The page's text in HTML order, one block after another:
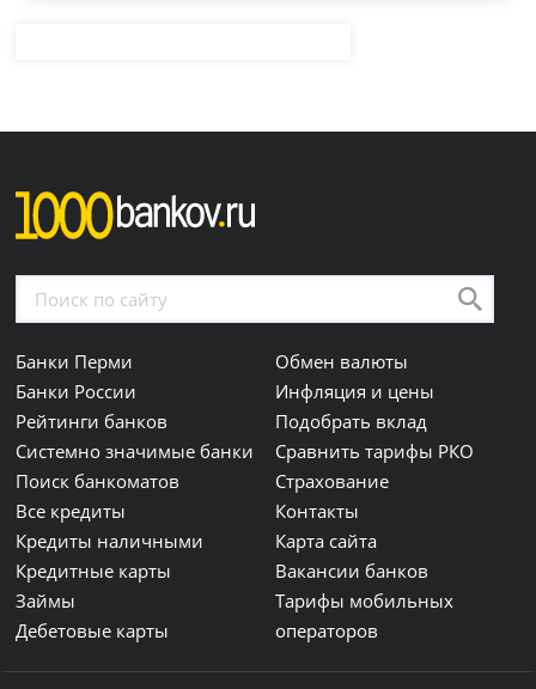
Банки Перми
Банки России
Рейтинги банков
Системно значимые банки
Поиск банкоматов
Все кредиты
Кредиты наличными
Кредитные карты
Займы
Дебетовые карты
Обмен валюты
Инфляция и цены
Подобрать вклад
Сравнить тарифы РКО
Страхование
Контакты
Карта сайта
Вакансии банков
Тарифы мобильных
операторов